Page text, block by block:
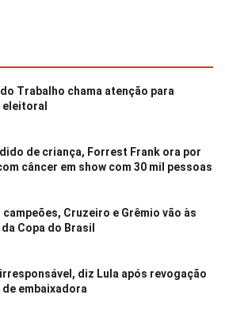
Trabalho chama atenção para
eleitoral
de criança, Forrest Frank ora por
câncer em show com 30 mil pessoas
campeões, Cruzeiro e Grêmio vão às
Copa do Brasil
diz Lula após revogação
embaixadora